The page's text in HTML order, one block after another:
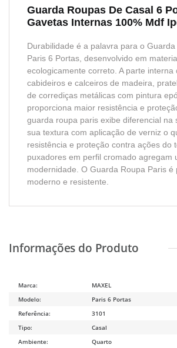
Guarda Roupas De Casal 6
Gavetas Internas 100% Mdf
Durabilidade é a palavra para o
Paris 6 Portas, desenvolvido em
ecologicamente correto. A parte interna
cabideiros e calceiros de madeira,
de corrediças metálicas com pintura
proporciona maior resistência e
guarda roupa paris exibe diferencial na
sua textura com aplicação de verniz o
resistência e proteção contra ações do
puxadores em perfil cromado agregam
modernidade. O Guarda Roupa Paris é
moderno e resistente.
Marca:
MAXEL
Modelo:
Paris 6 Portas
Referência:
3101
Tipo:
Casal
Ambiente:
Quarto